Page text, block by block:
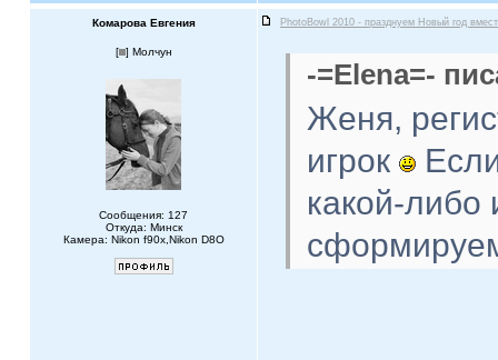
Комарова Евгения PhotoBowl 2010 - празднуем Новый год
[ ] Молчун
Сообщения: 127
Откуда: Минск
Камера: Nikon f90x,Nikon D8O
-=Elena=-
Женя,
игрок
какой-либо